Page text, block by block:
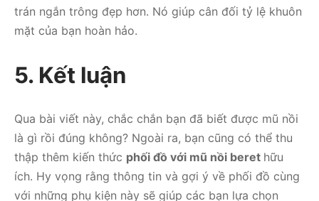
trán ngắn trông đẹp hơn. Nó giúp cân đối tỷ lệ khuôn
mặt của bạn hoàn hảo.
5. Kết luận
Qua bài viết này, chắc chắn bạn đã biết được mũ nồi
là gì rồi đúng không? Ngoài ra, bạn cũng có thể thu
thập thêm kiến thức phối đồ với mũ nồi beret hữu
ích. Hy vọng rằng thông tin và gợi ý về phối đồ cùng
với những phụ kiện này sẽ giúp các bạn lựa chọn